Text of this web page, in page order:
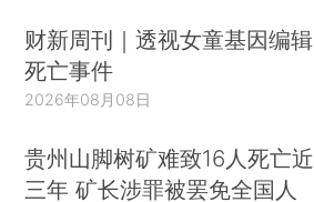
财新周刊｜透视女童基因编辑
死亡事件
2026年08月08日
贵州山脚树矿难致16人死亡近
三年 矿长涉罪被罢免全国人